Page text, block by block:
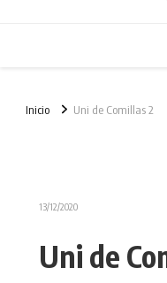
Inicio Uni de Comillas 2
13/12/2020
Uni de